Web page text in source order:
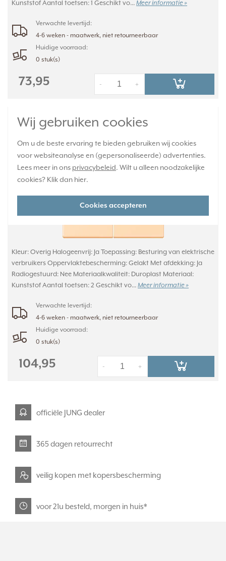
Wij gebruiken cookies
Om u de beste ervaring te bieden gebruiken wij cookies
voor websiteanalyse en (gepersonaliseerde) advertenties.
Lees meer in ons privacybeleid. Wilt u alleen noodzakelijke
cookies? Klik dan hier.
Cookies accepteren
Kunststof Aantal toetsen: 1 Geschikt vo... Meer informatie »
Verwachte levertijd:
4-6 weken - maatwerk, niet retourneerbaar
Huidige voorraad:
0 stuk(s)
73,95 +
-
JUNG dimmerknop 2-voudig serietastdimmer
Les Couleurs ocre 223 (LC 1702 223)
Kleur: Overig Halogeenvrij: Ja Toepassing: Besturing van elektrische
verbruikers Oppervlaktebescherming: Gelakt Met afdekking: Ja
Radiogestuurd: Nee Materiaalkwaliteit: Duroplast Materiaal:
Kunststof Aantal toetsen: 2 Geschikt vo... Meer informatie »
Verwachte levertijd:
4-6 weken - maatwerk, niet retourneerbaar
Huidige voorraad:
0 stuk(s)
104,95 +
-
officiële JUNG dealer
365 dagen retourrecht
veilig kopen met kopersbescherming
voor 21u besteld, morgen in huis*